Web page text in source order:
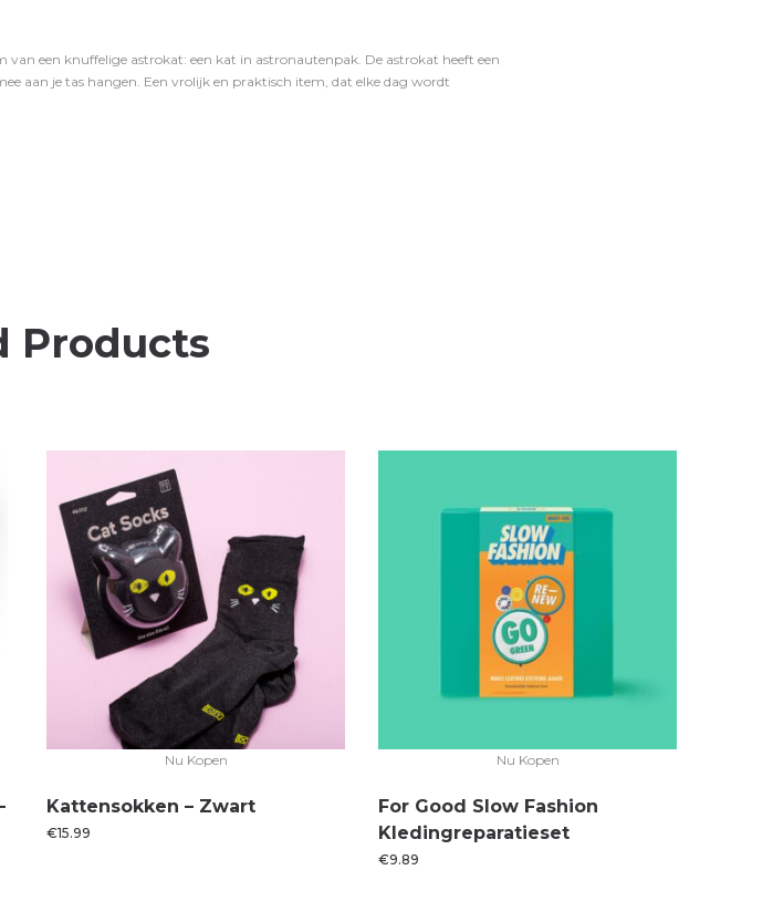
een knuffelige astrokat: een kat in astronautenpak. De astrokat heeft een
aan je tas hangen. Een vrolijk en praktisch item, dat elke dag wordt
Products
Nu Kopen
Kattensokken – Zwart
€15.99
Nu Kopen
For Good Slow Fashion
Kledingreparatieset
€9.89